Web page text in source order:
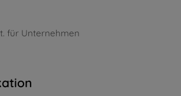
für Unternehmen